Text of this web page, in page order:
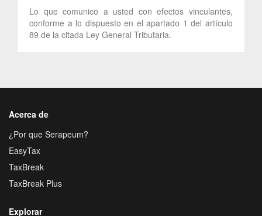
Lo que comunico a usted con efectos vinculantes,
conforme a lo dispuesto en el apartado 1 del artículo
89 de la citada Ley General Tributaria.
Acerca de
¿Por que Serapeum?
EasyTax
TaxBreak
TaxBreak Plus
Explorar